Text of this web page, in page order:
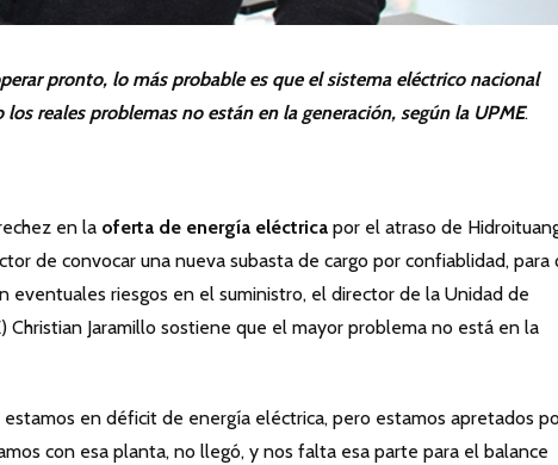
pronto, lo más probable es que el sistema eléctrico nacional
los reales problemas no están en la generación, según la UPME.
en la oferta de energía eléctrica por el atraso de
de convocar una nueva subasta de cargo por confiablidad, para
eventuales riesgos en el suministro, el director de la Unidad de
Christian Jaramillo sostiene que el mayor problema no está en la
en déficit de energía eléctrica, pero estamos apretados
con esa planta, no llegó, y nos falta esa parte para el balance